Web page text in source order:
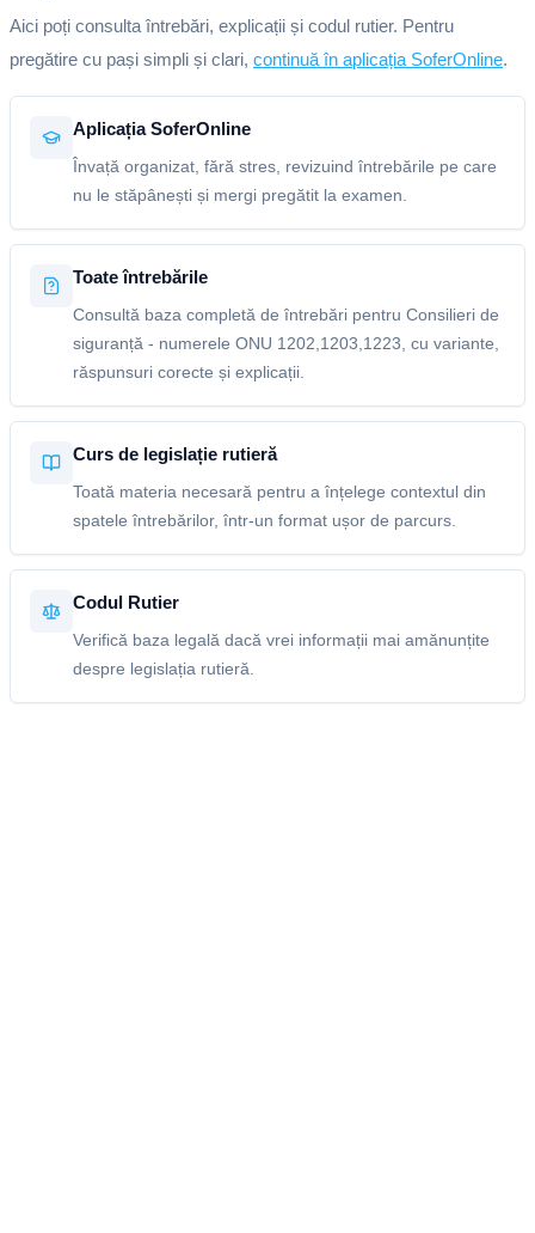
Aici poți consulta întrebări, explicații și codul rutier. Pentru
pregătire cu pași simpli și clari, continuă în aplicația SoferOnline.
Aplicația SoferOnline
Învață organizat, fără stres, revizuind întrebările pe care
nu le stăpânești și mergi pregătit la examen.
Toate întrebările
Consultă baza completă de întrebări pentru Consilieri de
siguranță - numerele ONU 1202,1203,1223, cu variante,
răspunsuri corecte și explicații.
Curs de legislație rutieră
Toată materia necesară pentru a înțelege contextul din
spatele întrebărilor, într-un format ușor de parcurs.
Codul Rutier
Verifică baza legală dacă vrei informații mai amănunțite
despre legislația rutieră.